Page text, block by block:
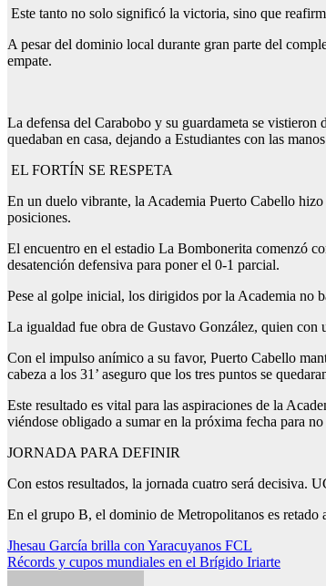
Este tanto no solo significó la victoria, sino que
A pesar del dominio local durante gran parte del
empate.
La defensa del Carabobo y su guardameta se
quedaban en casa, dejando a Estudiantes con las
EL FORTÍN SE RESPETA
En un duelo vibrante, la Academia Puerto Cabello
posiciones.
El encuentro en el estadio La Bombonerita comenzó
desatención defensiva para poner el 0-1 parcial.
Pese al golpe inicial, los dirigidos por la Academia no
La igualdad fue obra de Gustavo González, quien con
Con el impulso anímico a su favor, Puerto Cabello
cabeza a los 31’ aseguro que los tres puntos se
Este resultado es vital para las aspiraciones de la
viéndose obligado a sumar en la próxima fecha para
JORNADA PARA DEFINIR
Con estos resultados, la jornada cuatro será decisiva.
En el grupo B, el dominio de Metropolitanos es retado
Navegación
de
Jhesau García brilla con Yaracuyanos FCL
Récords y cupos mundiales en el Brígido Iriarte